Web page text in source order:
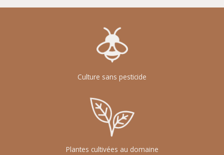
Culture sans pesticide
Plantes cultivées au domaine